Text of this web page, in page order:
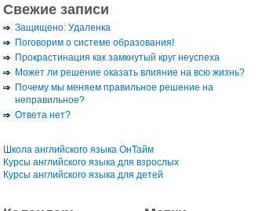
Свежие записи
Защищено: Удаленка
Поговорим о системе образования!
Прокрастинация как замкнутый круг неуспеха
Может ли решение оказать влияние на всю жизнь?
Почему мы меняем правильное решение на
неправильное?
Ответа нет?
Школа английского языка ОнТайм
Курсы английского языка для взрослых
Курсы английского языка для детей